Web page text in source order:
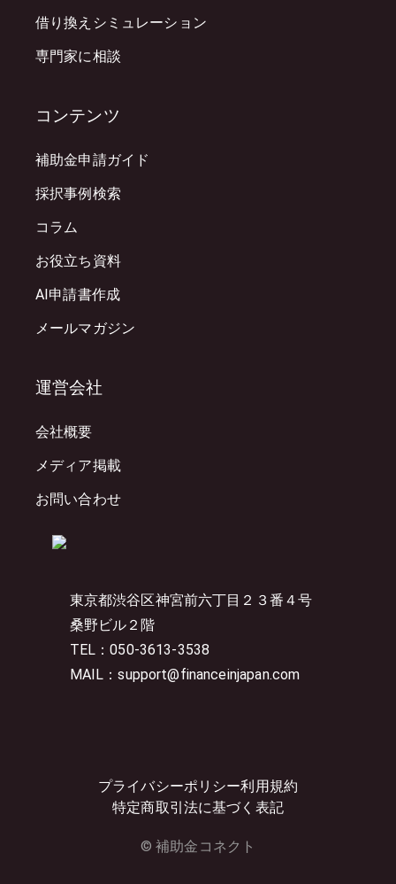
東京都渋谷区神宮前六丁目２３番４号
桑野ビル２階
TEL：050-3613-3538
MAIL：support@financeinjapan.com
プライバシーポリシー利用規約
特定商取引法に基づく表記
© 補助金コネクト
借り換えシミュレーション
専門家に相談
コンテンツ
補助金申請ガイド
採択事例検索
コラム
お役立ち資料
AI申請書作成
メールマガジン
運営会社
会社概要
メディア掲載
お問い合わせ